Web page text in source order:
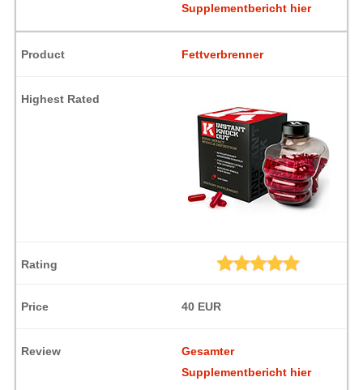
Supplementbericht hier
Fettverbrenner
40 EUR
Gesamter
Supplementbericht hier